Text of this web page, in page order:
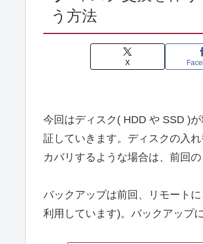
う方法
X
今回はディスク( HDD や SSD )
証していきます。ディスクの入
カバリするような場合は、前回
バックアップは前回、リモート
利用しています)。バックアップ